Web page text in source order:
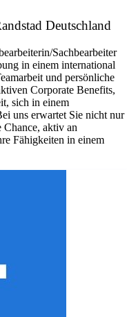
Deutschland
Sachbearbeiter
in einem international
und persönliche
Corporate Benefits,
sich in einem
uns erwartet Sie nicht nur
Chance, aktiv an
Fähigkeiten in einem